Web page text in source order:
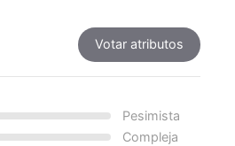
Votar atributos
Pesimista
Compleja